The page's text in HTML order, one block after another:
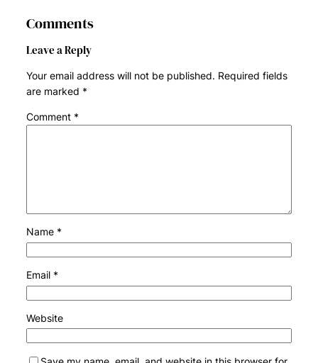
Comments
Leave a Reply
Your email address will not be published. Required fields
are marked *
Comment *
Name *
Email *
Website